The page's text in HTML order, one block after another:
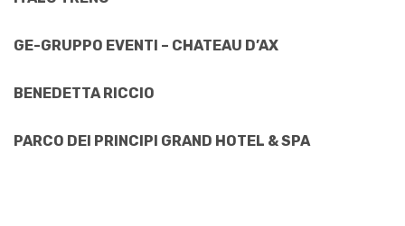
GE-GRUPPO EVENTI – CHATEAU D’AX
BENEDETTA RICCIO
PARCO DEI PRINCIPI GRAND HOTEL & SPA